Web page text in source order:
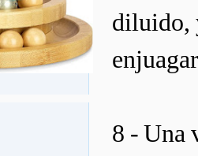
diluido,
8 - Una